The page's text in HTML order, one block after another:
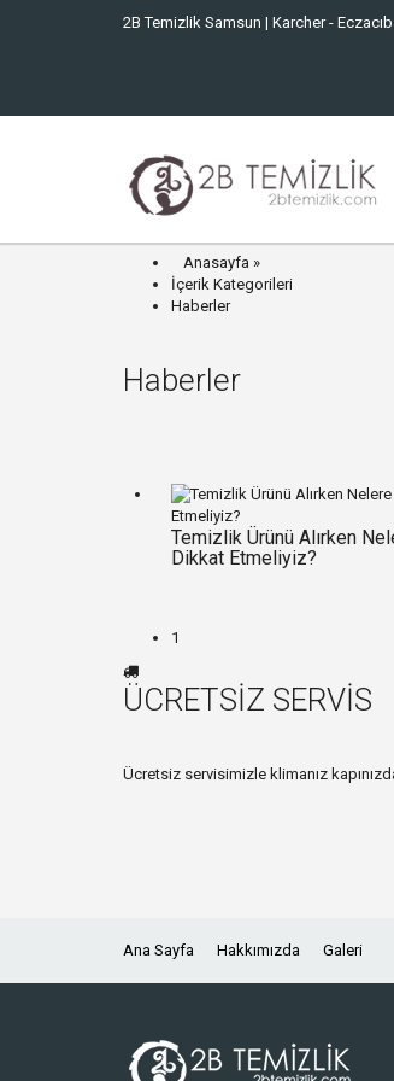
2B Temizlik Samsun | Karcher -
Anasayfa
İçerik Kategorileri
Haberler
Haberler
Temizlik Ürünü Alırken
Dikkat Etmeliyiz?
1
ÜCRETSİZ SERVİS
Ücretsiz servisimizle klimanız
Ana Sayfa Hakkımızda Galeri